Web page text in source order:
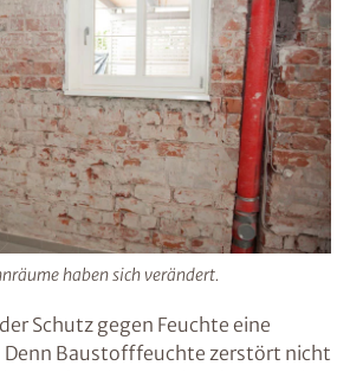
haben sich verändert.
Schutz gegen Feuchte eine
Denn Baustofffeuchte zerstört nicht